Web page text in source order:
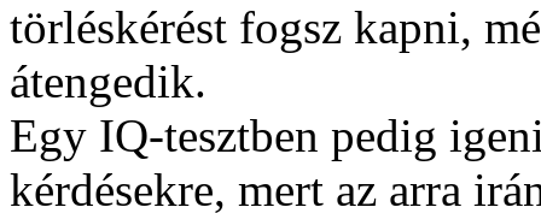
törléskérést fogsz kapni,
átengedik.
Egy IQ-tesztben pedig
kérdésekre, mert az arra